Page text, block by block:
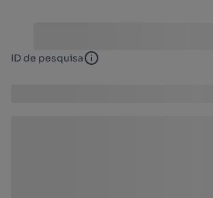
ID de pesquisa ID de pesquisa